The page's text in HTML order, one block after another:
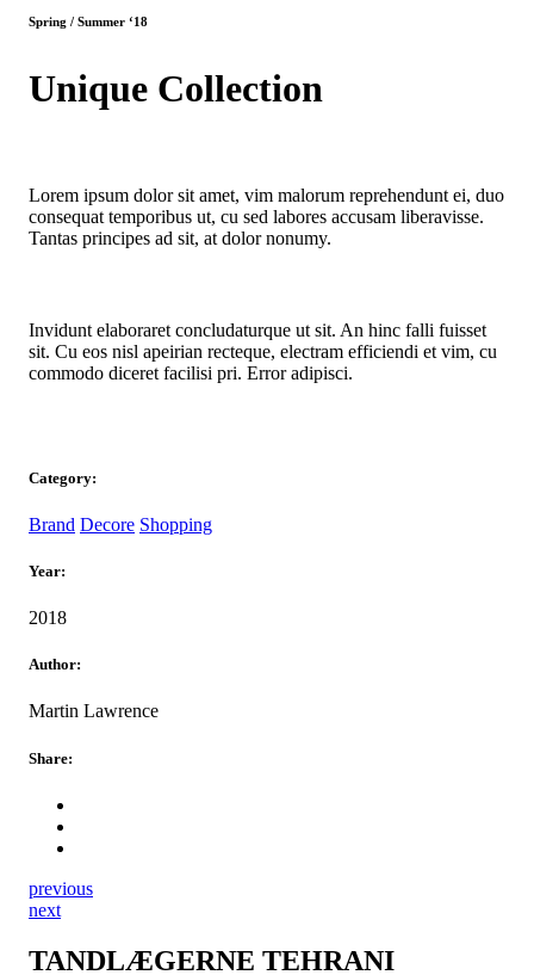
Spring / Summer ‘18
Unique Collection
Lorem ipsum dolor sit amet, vim malorum reprehendunt ei, duo
consequat temporibus ut, cu sed labores accusam liberavisse.
Tantas principes ad sit, at dolor nonumy.
Invidunt elaboraret concludaturque ut sit. An hinc falli fuisset
sit. Cu eos nisl apeirian recteque, electram efficiendi et vim, cu
commodo diceret facilisi pri. Error adipisci.
Category:
Brand Decore Shopping
Year:
2018
Author:
Martin Lawrence
Share:
previous
next
TANDLÆGERNE TEHRANI